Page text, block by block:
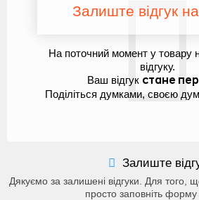
Залиште відгук
На поточний момент у товару
відгуку.
Ваш відгук стане
Поділіться думками, своєю
Залиште
Дякуємо за залишені відгуки. Для того,
просто заповніть форму